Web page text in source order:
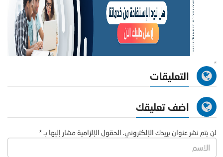
التعليقات
اضف تعليقك
لن يتم نشر عنوان بريدك الإلكتروني. الحقول الإلزامية مشار إليها بـ *